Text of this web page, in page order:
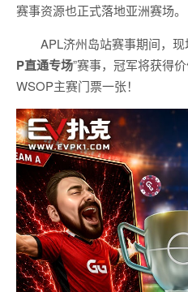
赛事资源也正式落地亚洲赛场。
APL济州岛站赛事期间，现
P直通专场”赛事，冠军将获得
WSOP主赛门票一张！